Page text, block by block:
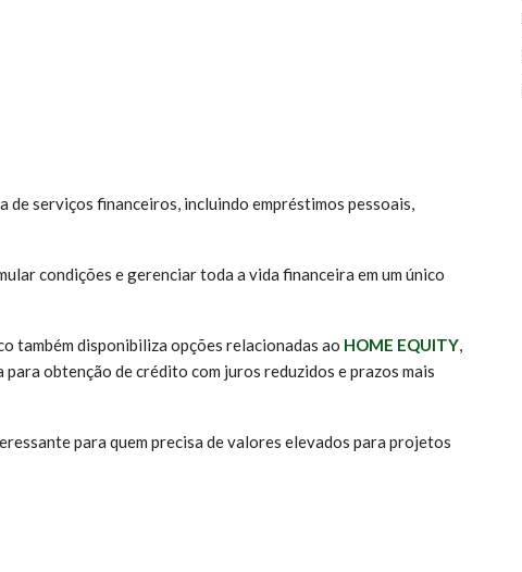
serviços financeiros, incluindo empréstimos pessoais,
condições e gerenciar toda a vida financeira em um único
também disponibiliza opções relacionadas ao HOME EQUITY,
obtenção de crédito com juros reduzidos e prazos mais
para quem precisa de valores elevados para projetos